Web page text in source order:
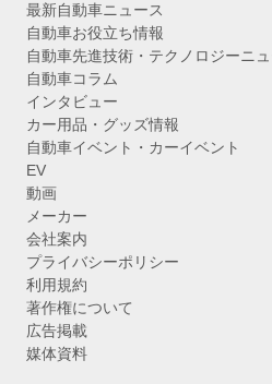
最新自動車ニュース
自動車お役立ち情報
自動車先進技術・テクノロジーニ
自動車コラム
インタビュー
カー用品・グッズ情報
自動車イベント・カーイベント
EV
動画
メーカー
会社案内
プライバシーポリシー
利用規約
著作権について
広告掲載
媒体資料